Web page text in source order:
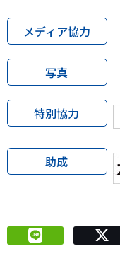
メディア協力
写真
特別協力
助成